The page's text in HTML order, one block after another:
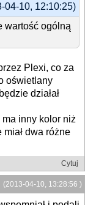
04-10, 12:10:25)
wartość ogólną
Plexi, co za
oświetlany
działał
inny kolor niż
dwa różne
Cytuj
(2013-04-10, 13:28:56 )